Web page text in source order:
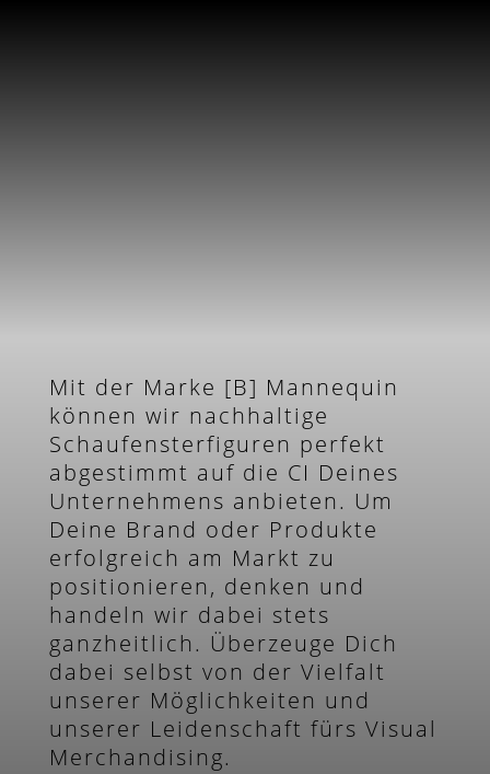
Mit der Marke [B] Mannequin
können wir nachhaltige
Schaufensterfiguren perfekt
abgestimmt auf die CI Deines
Unternehmens anbieten. Um
Deine Brand oder Produkte
erfolgreich am Markt zu
positionieren, denken und
handeln wir dabei stets
ganzheitlich. Überzeuge Dich
dabei selbst von der Vielfalt
unserer Möglichkeiten und
unserer Leidenschaft fürs Visual
Merchandising.